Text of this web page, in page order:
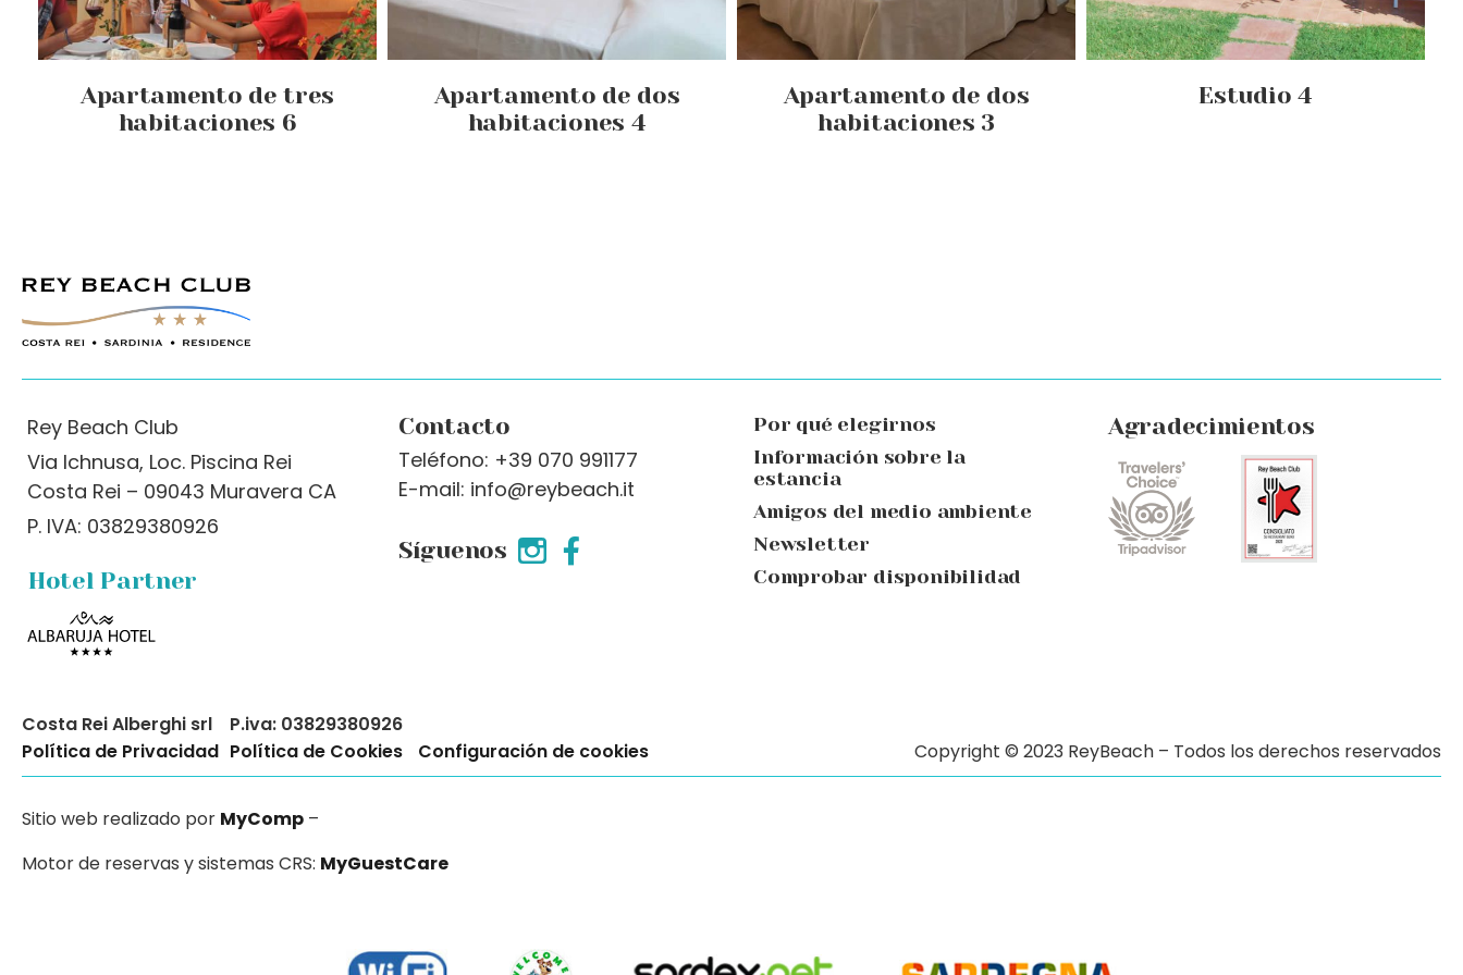
Apartamento de tres
habitaciones 6
Apartamento de dos
habitaciones 4
Apartamento de dos
habitaciones 3
Estudio 4
Rey Beach Club
Via Ichnusa, Loc. Piscina Rei
Costa Rei – 09043 Muravera CA
P. IVA: 03829380926
Hotel Partner
Contacto
Teléfono: +39 070 991177
E-mail: info@reybeach.it
Síguenos
Por qué elegirnos
Información sobre la
estancia
Amigos del medio ambiente
Newsletter
Comprobar disponibilidad
Agradecimientos
Costa Rei Alberghi srl
P.iva: 03829380926
Política de Privacidad Política de Cookies Configuración de cookies Copyright © 2023 ReyBeach – Todos los derechos reservados
Sitio web realizado por MyComp –
Motor de reservas y sistemas CRS: MyGuestCare